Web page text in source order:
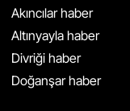
Akıncılar haber
Altınyayla haber
Divriği haber
Doğanşar haber